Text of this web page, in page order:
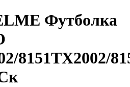
Футболка
8151TX2002/